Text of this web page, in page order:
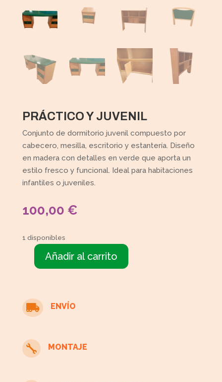
PRÁCTICO Y JUVENIL
Conjunto de dormitorio juvenil compuesto por
cabecero, mesilla, escritorio y estantería. Diseño
en madera con detalles en verde que aporta un
estilo fresco y funcional. Ideal para habitaciones
infantiles o juveniles.
100,00 €
1 disponibles
DormitorioAñadir al carrito
 ENVÍO
 MONTAJE